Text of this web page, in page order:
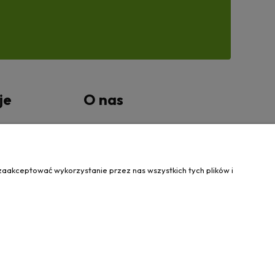
O nas
wykorzystanie przez nas wszystkich tych plików i